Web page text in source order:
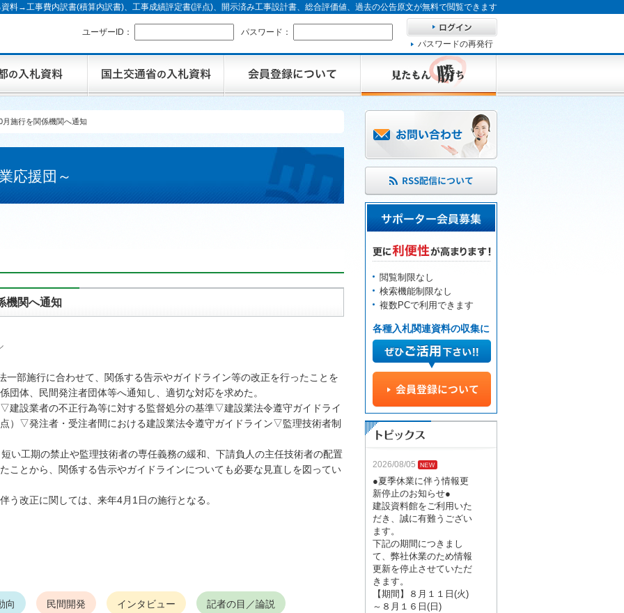
資料→工事費内訳書(積算内訳書)、工事成績評定書(評点)、開示済み工事設計書、総合評価値、過去の公告原文が無料で閲覧できます
ユーザーID：
パスワード：
パスワードの再発行
施行を関係機関へ通知
応援団～
機関へ通知
部施行に合わせて、関係する告示やガイドライン等の改正を行ったことを
団体、民間発注者団体等へ通知し、適切な対応を求めた。
設業者の不正行為等に対する監督処分の基準▽建設業法令遵守ガイドライ
）▽発注者・受注者間における建設業法令遵守ガイドライン▽監理技術者制
い工期の禁止や監理技術者の専任義務の緩和、下請負人の主任技術者の配置
ことから、関係する告示やガイドラインについても必要な見直しを図ってい
改正に関しては、来年4月1日の施行となる。
向 民間開発 インタビュー 記者の目／論説
閲覧制限なし
検索機能制限なし
複数PCで利用できます
各種入札関連資料の収集に
2026/08/05
●夏季休業に伴う情報更
新停止のお知らせ●
建設資料館をご利用いた
だき、誠に有難うござい
ます。
下記の期間につきまし
て、弊社休業のため情報
更新を停止させていただ
きます。
【期間】８月１１日(火)
～８月１６日(日)